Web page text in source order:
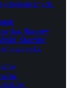
Staszów
Staszów